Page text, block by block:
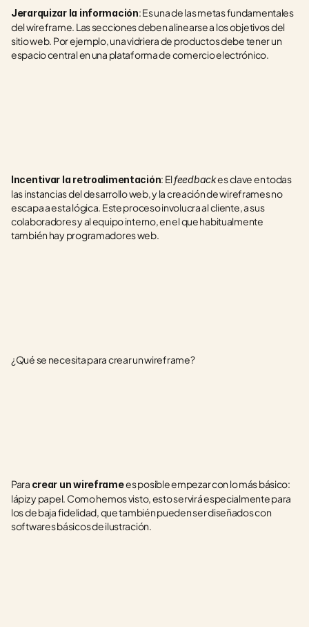
Jerarquizar la información: Es una de las metas fundamentales
del wireframe. Las secciones deben alinearse a los objetivos del
sitio web. Por ejemplo, una vidriera de productos debe tener un
espacio central en una plataforma de comercio electrónico.
Incentivar la retroalimentación: El feedback es clave en todas
las instancias del desarrollo web, y la creación de wireframes no
escapa a esta lógica. Este proceso involucra al cliente, a sus
colaboradores y al equipo interno, en el que habitualmente
también hay programadores web.
¿Qué se necesita para crear un wireframe?
Para crear un wireframe es posible empezar con lo más básico:
lápiz y papel. Como hemos visto, esto servirá especialmente para
los de baja fidelidad, que también pueden ser diseñados con
softwares básicos de ilustración.